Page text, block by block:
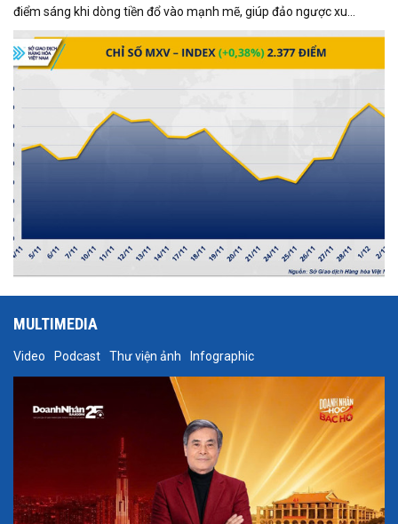
điểm sáng khi dòng tiền đổ vào mạnh mẽ, giúp đảo ngược xu
hướng và kéo MXV-Index tăng gần 0,4%, đạt 2.377 điểm tại thời
điểm đóng cửa.
MULTIMEDIA
Video Podcast Thư viện ảnh Infographic